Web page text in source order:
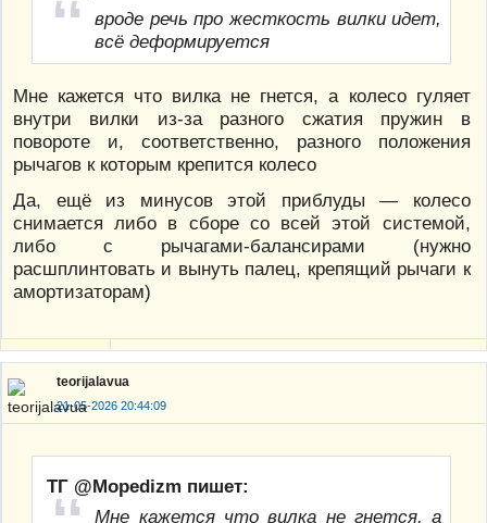
вроде речь про жесткость вилки идет,
всё деформируется
Мне кажется что вилка не гнется, а колесо гуляет
внутри вилки из-за разного сжатия пружин в
повороте и, соответственно, разного положения
рычагов к которым крепится колесо
Да, ещё из минусов этой приблуды — колесо
снимается либо в сборе со всей этой системой,
либо с рычагами-балансирами (нужно
расшплинтовать и вынуть палец, крепящий рычаги к
амортизаторам)
teorijalavua
21-05-2026 20:44:09
ТГ @Mopedizm пишет:
Мне кажется что вилка не гнется, а